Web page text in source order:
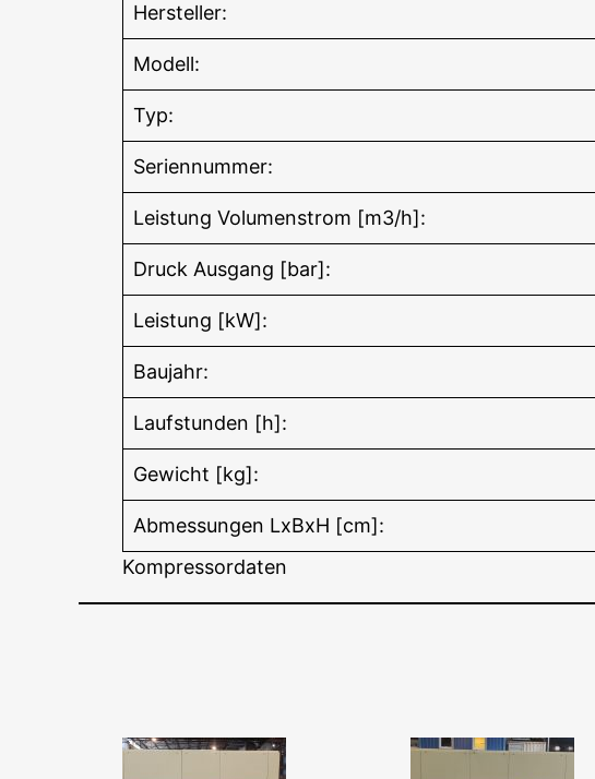
Hersteller:
Modell:
Typ:
Seriennummer:
Leistung Volumenstrom [m3/h]:
Druck Ausgang [bar]:
Leistung [kW]:
Baujahr:
Laufstunden [h]:
Gewicht [kg]:
Abmessungen LxBxH [cm]:
Kompressordaten